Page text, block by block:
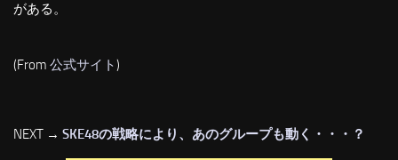
がある。
(From 公式サイト)
NEXT → SKE48の戦略により、あのグループも動く・・・？